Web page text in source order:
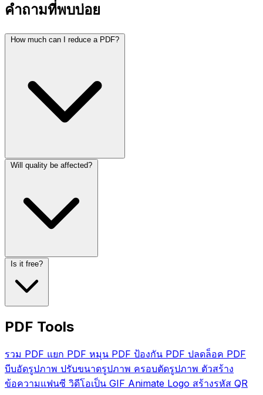
คำถามที่พบบ่อย
How much can I reduce a PDF?
Will quality be affected?
Is it free?
PDF Tools
รวม PDF แยก PDF หมุน PDF ป้องกัน PDF ปลดล็อค PDF
บีบอัดรูปภาพ ปรับขนาดรูปภาพ ครอบตัดรูปภาพ ตัวสร้าง
ข้อความแฟนซี วิดีโอเป็น GIF Animate Logo สร้างรหัส QR